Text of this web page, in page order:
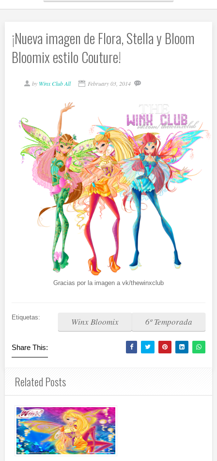
¡Nueva imagen de Flora, Stella y Bloom
Bloomix estilo Couture!
by Winx Club All February 03, 2014
Gracias por la imagen a vk/thewinxclub
Etiquetas: 6º Temporada
Winx Bloomix
Share This:
Related Posts